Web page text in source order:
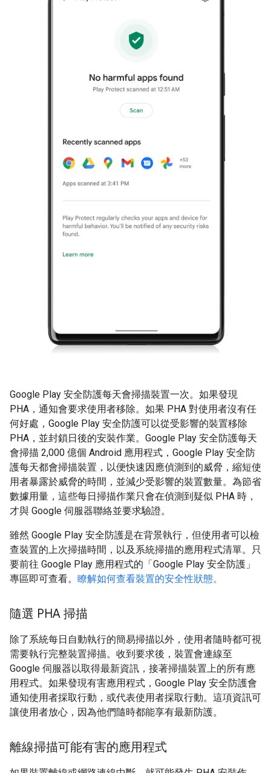
Google Play 安全防護每天會掃描裝置一次。如果發現
PHA，通知會要求使用者移除。如果 PHA 對使用者沒有任
何好處，Google Play 安全防護可以從受影響的裝置移除
PHA，並封鎖日後的安裝作業。Google Play 安全防護每天
會掃描 2,000 億個 Android 應用程式，Google Play 安全防
護每天都會掃描裝置，以便快速因應偵測到的威脅，縮短使
用者暴露於威脅的時間，並減少受影響的裝置數量。為節省
數據用量，這些每日掃描作業只會在偵測到疑似 PHA 時，
才與 Google 伺服器聯絡並要求驗證。
雖然 Google Play 安全防護是在背景執行，但使用者可以檢
查裝置的上次掃描時間，以及系統掃描的應用程式清單。只
要前往 Google Play 應用程式的「Google Play 安全防護」
專區即可查看。 瞭解如何查看裝置的安全性狀態。
隨選 PHA 掃描
除了系統每日自動執行的簡易掃描以外，使用者隨時都可視
需要執行完整裝置掃描。收到要求後，裝置會連線至
Google 伺服器以取得最新資訊，接著掃描裝置上的所有應
用程式。如果發現有害應用程式，Google Play 安全防護會
通知使用者採取行動，或代表使用者採取行動。這項資訊可
讓使用者放心，因為他們隨時都能享有最新防護。
離線掃描可能有害的應用程式